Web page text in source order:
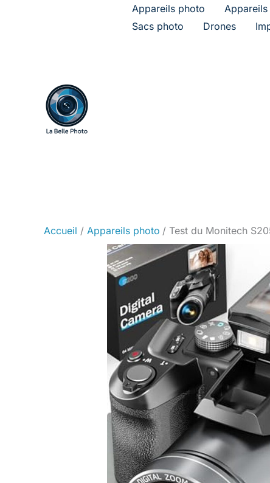
Appareils photo
Sacs photo
Drones
Accueil Appareils photo Test du Monitech